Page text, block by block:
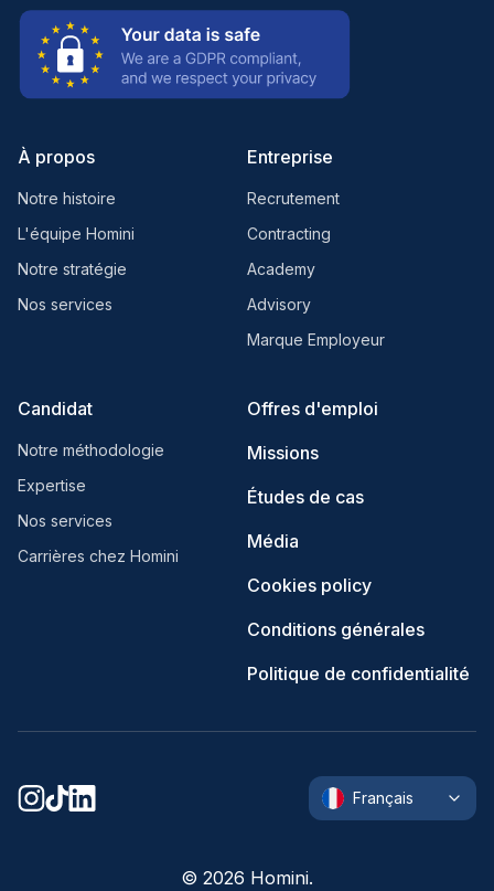
À propos
Notre histoire
L'équipe Homini
Notre stratégie
Nos services
Entreprise
Recrutement
Contracting
Academy
Advisory
Marque Employeur
Candidat
Notre méthodologie
Expertise
Nos services
Carrières chez Homini
Offres d'emploi
Missions
Études de cas
Média
Cookies policy
Conditions générales
Politique de confidentialité
© 2026 Homini.
Français